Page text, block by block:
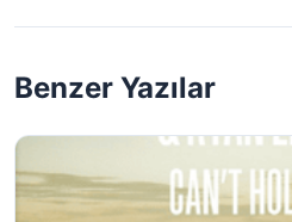
Benzer Yazılar